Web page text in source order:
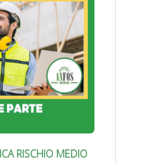
RISCHIO MEDIO